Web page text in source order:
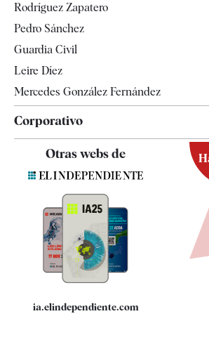
Televisión
Rodríguez Zapatero
Pedro Sánchez
Guardia Civil
Leire Díez
Mercedes González Fernández
Corporativo
Contacto
Quiénes somos
Especificaciones
Otras webs de
ia.elindependiente.com